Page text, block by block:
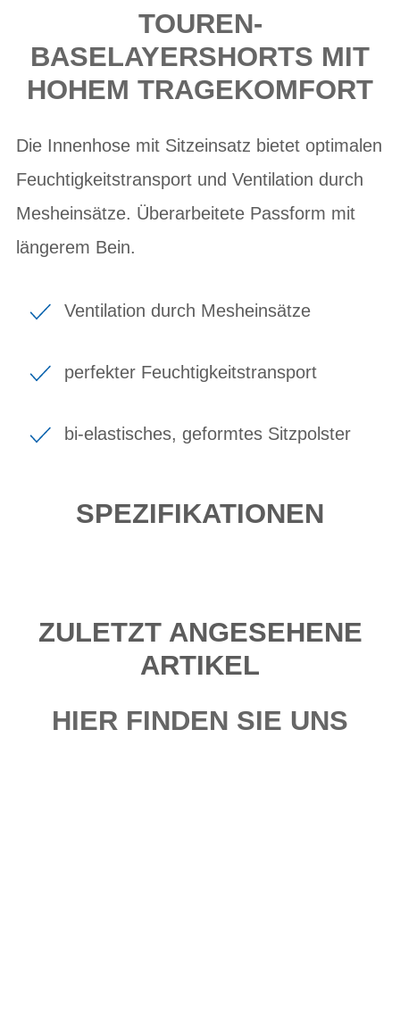
TOUREN-
BASELAYERSHORTS MIT
HOHEM TRAGEKOMFORT
Die Innenhose mit Sitzeinsatz bietet optimalen
Feuchtigkeitstransport und Ventilation durch
Mesheinsätze. Überarbeitete Passform mit
längerem Bein.
Ventilation durch Mesheinsätze
perfekter Feuchtigkeitstransport
bi-elastisches, geformtes Sitzpolster
SPEZIFIKATIONEN
ZULETZT ANGESEHENE
ARTIKEL
HIER FINDEN SIE UNS